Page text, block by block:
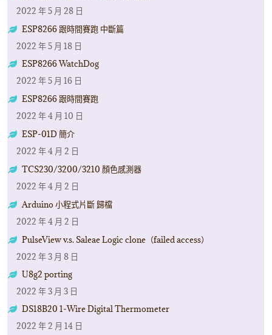
2022 年 5 月 28 日
ESP8266 跟時間賽跑 中斷篇
2022 年 5 月 18 日
ESP8266 WatchDog
2022 年 5 月 16 日
ESP8266 跟時間賽跑
2022 年 4 月 10 日
ESP-01D 簡介
2022 年 4 月 2 日
TCS230/3200/3210 顏色感測器
2022 年 4 月 2 日
Arduino 小程式片斷 歸檔
2022 年 4 月 2 日
PulseView v.s. Saleae Logic clone（failed access）
2022 年 3 月 8 日
U8g2 porting
2022 年 3 月 3 日
DS18B20 1-Wire Digital Thermometer
2022 年 2 月 14 日